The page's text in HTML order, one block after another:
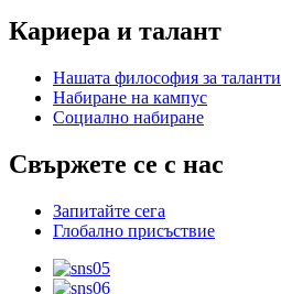
Кариера и талант
Нашата философия за таланти
Набиране на кампус
Социално набиране
Свържете се с нас
Запитайте сега
Глобално присъствие